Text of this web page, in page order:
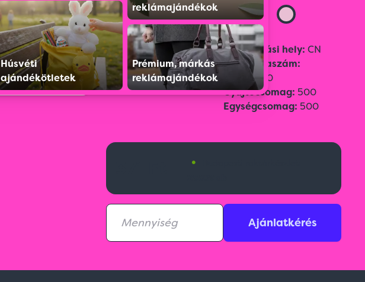
Húsvéti
ajándékötletek
reklámajándékok
Prémium, márkás
reklámajándékok
Szín:Fehér Származási hely: CN
Vámtarifaszám:
33049900
Gyűjtőcsomag: 500
Egységcsomag: 500
•
Ajánlatkérés